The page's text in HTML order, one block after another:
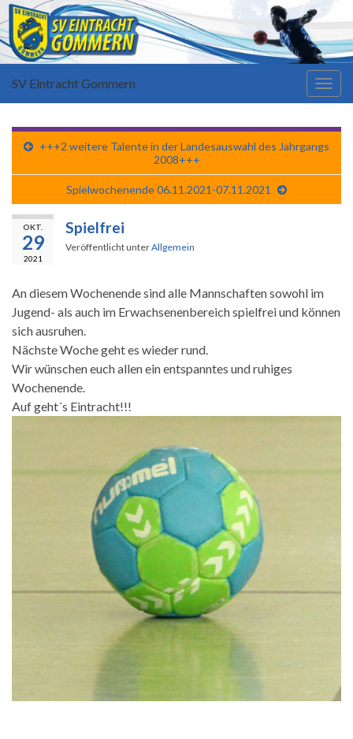
SV Eintracht Gommern
+++2 weitere Talente in der Landesauswahl des Jahrgangs
2008+++
Spielwochenende 06.11.2021-07.11.2021
OKT.
29
2021
Spielfrei
Veröffentlicht unterAllgemein
An diesem Wochenende sind alle Mannschaften sowohl im
Jugend- als auch im Erwachsenenbereich spielfrei und können
sich ausruhen.
Nächste Woche geht es wieder rund.
Wir wünschen euch allen ein entspanntes und ruhiges
Wochenende.
Auf geht´s Eintracht!!!